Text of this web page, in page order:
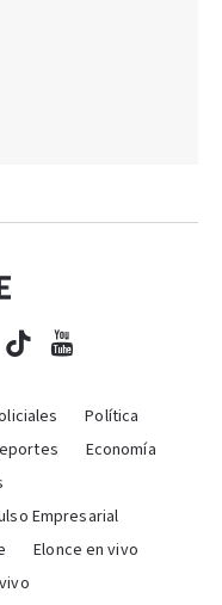
Política
Economía
Empresarial
Elonce en vivo